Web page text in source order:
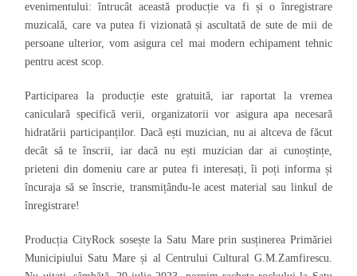
evenimentului: întrucât această producție va fi și o înregistrare
muzicală, care va putea fi vizionată și ascultată de sute de mii de
persoane ulterior, vom asigura cel mai modern echipament tehnic
pentru acest scop.
Participarea la producție este gratuită, iar raportat la vremea
caniculară specifică verii, organizatorii vor asigura apa necesară
hidratării participanților. Dacă ești muzician, nu ai altceva de făcut
decât să te înscrii, iar dacă nu ești muzician dar ai cunoștințe,
prieteni din domeniu care ar putea fi interesați, îi poți informa și
încuraja să se înscrie, transmițându-le acest material sau linkul de
înregistrare!
Producția CityRock sosește la Satu Mare prin susținerea Primăriei
Municipiului Satu Mare și al Centrului Cultural G.M.Zamfirescu.